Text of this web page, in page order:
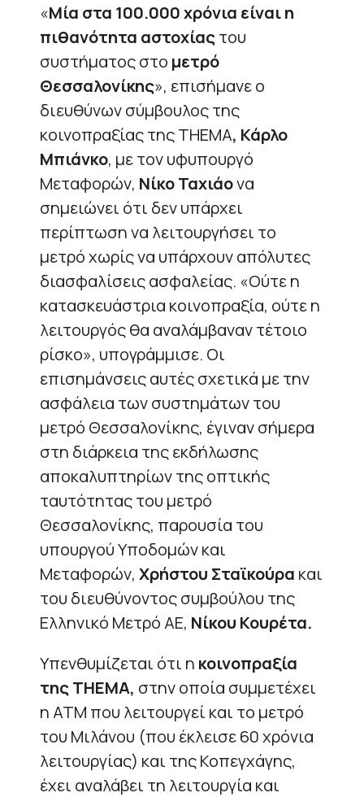
«Μία στα 100.000 χρόνια είναι η
πιθανότητα αστοχίαςτου
συστήματος στο μετρό
Θεσσαλονίκης», επισήμανε ο
διευθύνων σύμβουλος της
κοινοπραξίας της THEMA, Κάρλο
Μπιάνκο, με τον υφυπουργό
Μεταφορών, Νίκο Ταχιάονα
σημειώνει ότι δεν υπάρχει
περίπτωση να λειτουργήσει το
μετρό χωρίς να υπάρχουν απόλυτες
διασφαλίσεις ασφαλείας. «Ούτε η
κατασκευάστρια κοινοπραξία, ούτε η
λειτουργός θα αναλάμβαναν τέτοιο
ρίσκο», υπογράμμισε. Οι
επισημάνσεις αυτές σχετικά με την
ασφάλεια των συστημάτων του
μετρό Θεσσαλονίκης, έγιναν σήμερα
στη διάρκεια της εκδήλωσης
αποκαλυπτηρίων της οπτικής
ταυτότητας του μετρό
Θεσσαλονίκης, παρουσία του
υπουργού Υποδομών και
Μεταφορών, Χρήστου Σταϊκούρα και
του διευθύνοντος συμβούλου της
Ελληνικό Μετρό ΑΕ, Νίκου Κουρέτα.
Υπενθυμίζεται ότι η κοινοπραξία
της THEMA, στην οποία συμμετέχει
η ΑΤΜ που λειτουργεί και το μετρό
του Μιλάνου (που έκλεισε 60 χρόνια
λειτουργίας) και της Κοπεγχάγης,
έχει αναλάβει τη λειτουργία και